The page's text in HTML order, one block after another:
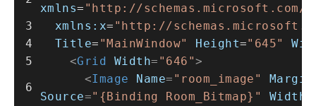
xmlns= "http://schemas.microsoft.com/
xmlns:x= "http://
Title= "MainWindow" Height="645"
<Grid Width= "646">
<Image Name= "room_image" Margin
Source="{Binding Room_Bitmap}" Width